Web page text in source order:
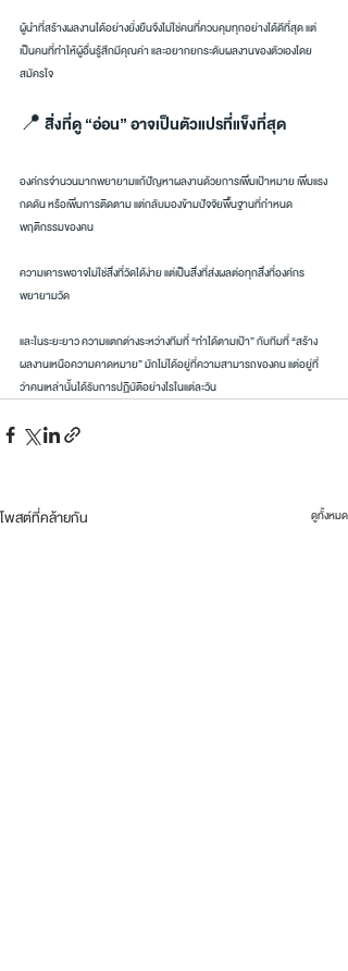
ผู้นำที่สร้างผลงานได้อย่างยั่งยืนจึงไม่ใช่คนที่ควบคุมทุกอย่างได้ดีที่สุด แต่
เป็นคนที่ทำให้ผู้อื่นรู้สึกมีคุณค่า และอยากยกระดับผลงานของตัวเองโดย
สมัครใจ
📍 สิ่งที่ดู “อ่อน” อาจเป็นตัวแปรที่แข็งที่สุด
องค์กรจำนวนมากพยายามแก้ปัญหาผลงานด้วยการเพิ่มเป้าหมาย เพิ่มแรง
กดดัน หรือเพิ่มการติดตาม แต่กลับมองข้ามปัจจัยพื้นฐานที่กำหนด
พฤติกรรมของคน
ความเคารพอาจไม่ใช่สิ่งที่วัดได้ง่าย แต่เป็นสิ่งที่ส่งผลต่อทุกสิ่งที่องค์กร
พยายามวัด
และในระยะยาว ความแตกต่างระหว่างทีมที่ “ทำได้ตามเป้า” กับทีมที่ “สร้าง
ผลงานเหนือความคาดหมาย” มักไม่ได้อยู่ที่ความสามารถของคน แต่อยู่ที่
ว่าคนเหล่านั้นได้รับการปฏิบัติอย่างไรในแต่ละวัน
โพสต์ที่คล้ายกัน ดูทั้งหมด